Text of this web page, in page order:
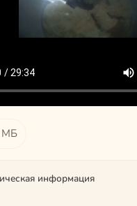
МБ
информация